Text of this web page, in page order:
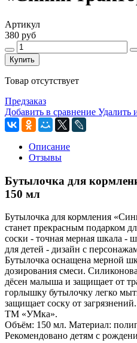
Артикул
380 руб
Купить
Товар отсутствует
Предзаказ
Добавить в сравнение Удалить
Описание
Отзывы
Бутылочка для
150 мл
Бутылочка для кормления
станет прекрасным подарком
соски - точная мерная шкала -
для детей - дизайн с
Бутылочка оснащена мерной
дозирования смеси.
дёсен малыша и защищает от
горлышку бутылочку легко
защищает соску от
ТМ «УМка».
Объём: 150 мл. Материал:
Рекомендовано детям с